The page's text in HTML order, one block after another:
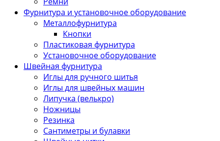
Фурнитура и установочное оборудование
Металлофурнитура
Кнопки
Пластиковая фурнитура
Установочное оборудование
Швейная фурнитура
Иглы для ручного шитья
Иглы для швейных машин
Липучка (велькро)
Ножницы
Резинка
Сантиметры и булавки